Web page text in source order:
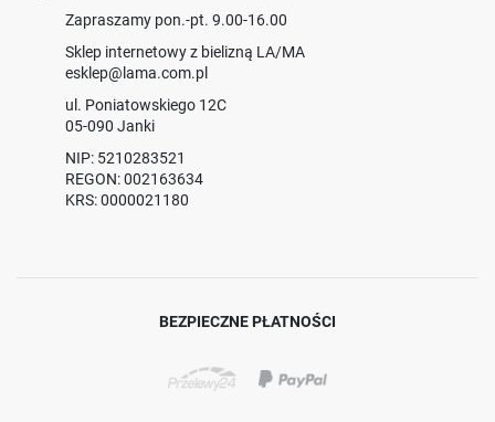
Zapraszamy pon.-pt. 9.00-16.00
Sklep internetowy z bielizną LA/MA
esklep@lama.com.pl
ul. Poniatowskiego 12C
05-090 Janki
NIP: 5210283521
REGON: 002163634
KRS: 0000021180
BEZPIECZNE PŁATNOŚCI